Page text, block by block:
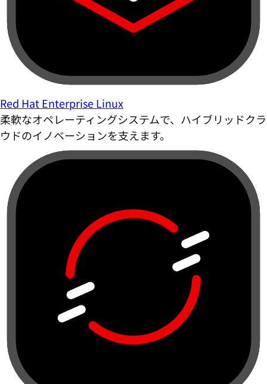
Red Hat Enterprise Linux
柔軟なオペレーティングシステムで、ハイブリッドクラ
ウドのイノベーションを支えます。